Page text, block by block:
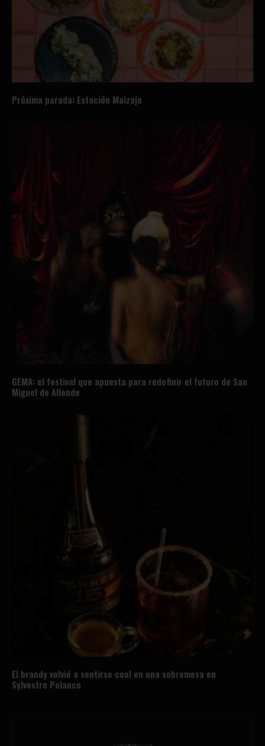
Próxima parada: Estación Maizajo
GEMA: el festival que apuesta para redefinir el futuro de San
Miguel de Allende
El brandy volvió a sentirse cool en una sobremesa en
Sylvestre Polanco